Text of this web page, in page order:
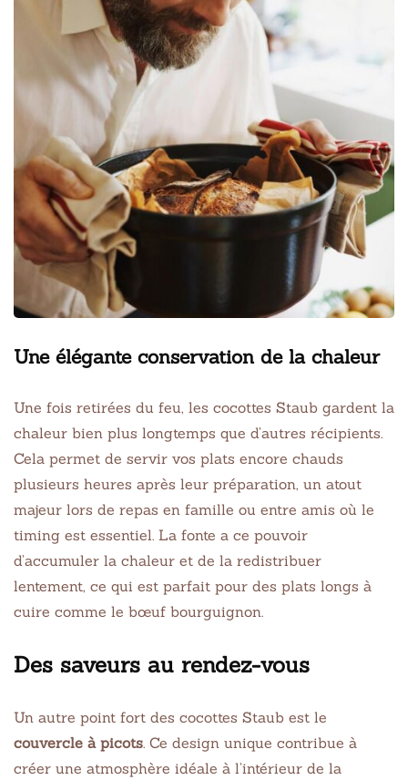
Une élégante conservation de la chaleur
Une fois retirées du feu, les cocottes Staub gardent la
chaleur bien plus longtemps que d’autres récipients.
Cela permet de servir vos plats encore chauds
plusieurs heures après leur préparation, un atout
majeur lors de repas en famille ou entre amis où le
timing est essentiel. La fonte a ce pouvoir
d’accumuler la chaleur et de la redistribuer
lentement, ce qui est parfait pour des plats longs à
cuire comme le bœuf bourguignon.
Des saveurs au rendez-vous
Un autre point fort des cocottes Staub est le
couvercle à picots. Ce design unique contribue à
créer une atmosphère idéale à l’intérieur de la